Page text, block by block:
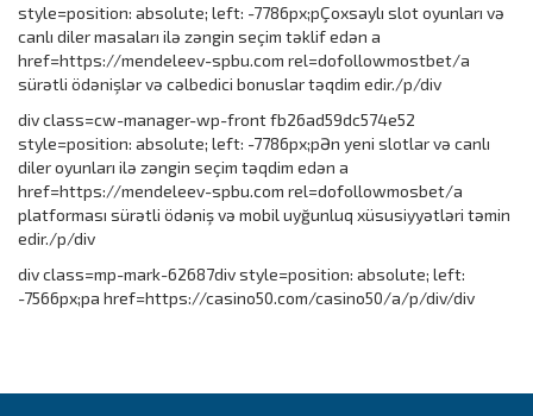
style=position: absolute; left: -7786px;pÇoxsaylı slot oyunları və
canlı diler masaları ilə zəngin seçim təklif edən a
href=https://mendeleev-spbu.com rel=dofollowmostbet/a
sürətli ödənişlər və cəlbedici bonuslar təqdim edir./p/div
div class=cw-manager-wp-front fb26ad59dc574e52
style=position: absolute; left: -7786px;pƏn yeni slotlar və canlı
diler oyunları ilə zəngin seçim təqdim edən a
href=https://mendeleev-spbu.com rel=dofollowmosbet/a
platforması sürətli ödəniş və mobil uyğunluq xüsusiyyətləri təmin
edir./p/div
div class=mp-mark-62687div style=position: absolute; left:
-7566px;pa href=https://casino50.com/casino50/a/p/div/div